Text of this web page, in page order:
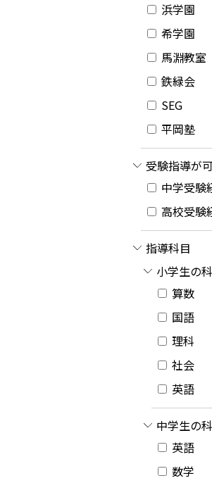
浜学園
希学園
馬淵教室
鉄緑会
SEG
平岡塾
受験指導が
中学受験
高校受験
指導科目
小学生の
算数
国語
理科
社会
英語
中学生の
英語
数学